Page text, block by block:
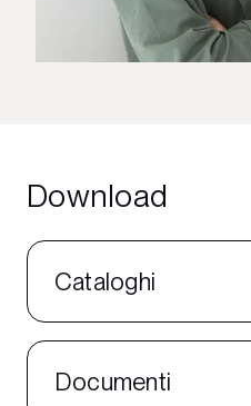
Download
Cataloghi
Documenti